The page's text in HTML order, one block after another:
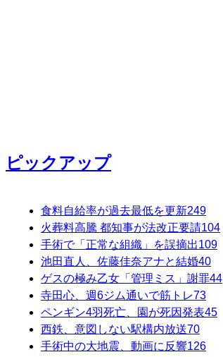
ピックアップ
食料自給率が過去最低を更新249
火葬料高騰 都知事が法改正要請104
手術で「正常な組織」を誤摘出109
池田直人、佐藤佳奈アナと結婚40
ゲスの極み乙女「管理ミス」謝罪44
寺田心、週6ジム通いで筋トレ73
ペンギン4羽死亡、園が死因発表45
西鉄、意図しない駅構内放送70
手術中の大地震、動画に反響126